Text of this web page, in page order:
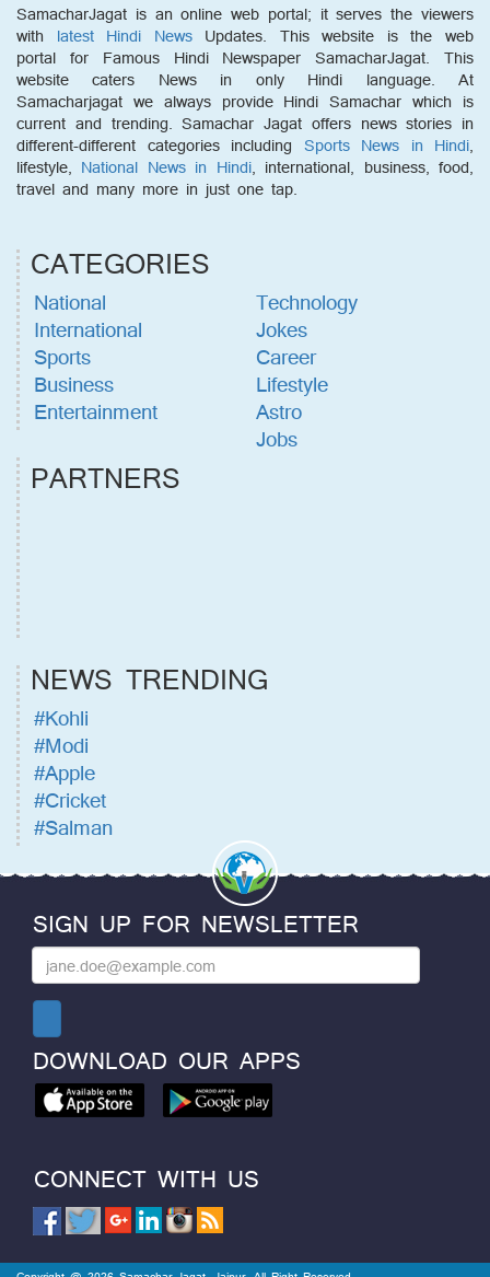
SamacharJagat is an online web portal; it serves the viewers
with latest Hindi NewsUpdates. This website is the web
portal for Famous Hindi Newspaper SamacharJagat. This
website caters News in only Hindi language. At
Samacharjagat we always provide Hindi Samachar which is
current and trending. Samachar Jagat offers news stories in
different-different categories including Sports News in Hindi,
lifestyle, National News in Hindi, international, business, food,
travel and many more in just one tap.
CATEGORIES
National
International
Sports
Business
Entertainment
Technology
Jokes
Career
Lifestyle
Astro
Jobs
PARTNERS
NEWS TRENDING
#Kohli
#Modi
#Apple
#Cricket
#Salman
SIGN UP FOR NEWSLETTER
DOWNLOAD OUR APPS
CONNECT WITH US